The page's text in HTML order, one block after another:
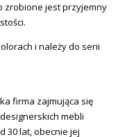
zrobione jest przyjemny
i należy do serii
firma zajmująca się
mebli
30 lat, obecnie jej